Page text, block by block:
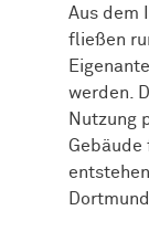
Aus dem
fließen
werden.
Nutzung
Gebäude